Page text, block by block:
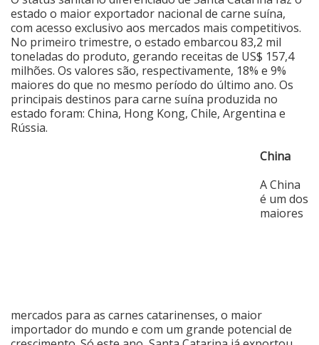
estado o maior exportador nacional de carne suína,
com acesso exclusivo aos mercados mais competitivos.
No primeiro trimestre, o estado embarcou 83,2 mil
toneladas do produto, gerando receitas de US$ 157,4
milhões. Os valores são, respectivamente, 18% e 9%
maiores do que no mesmo período do último ano. Os
principais destinos para carne suína produzida no
estado foram: China, Hong Kong, Chile, Argentina e
Rússia.
China
A China
é um dos
maiores
mercados para as carnes catarinenses, o maior
importador do mundo e com um grande potencial de